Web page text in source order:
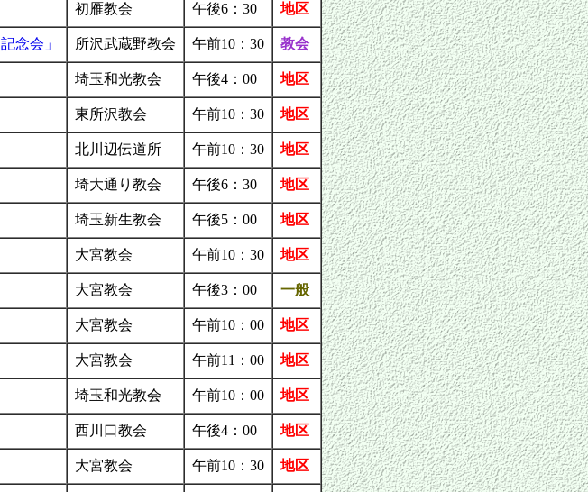
初雁教会 午後6：30 地区
念会」 所沢武蔵野教会 午前10：30 教会
埼玉和光教会 午後4：00 地区
東所沢教会 午前10：30 地区
北川辺伝道所 午前10：30 地区
埼大通り教会 午後6：30 地区
埼玉新生教会 午後5：00 地区
大宮教会 午前10：30 地区
大宮教会 午後3：00 一般
大宮教会 午前10：00 地区
大宮教会 午前11：00 地区
埼玉和光教会 午前10：00 地区
西川口教会 午後4：00 地区
大宮教会 午前10：30 地区